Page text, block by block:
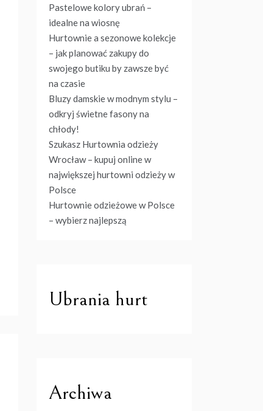
Pastelowe kolory ubrań –
idealne na wiosnę
Hurtownie a sezonowe kolekcje
– jak planować zakupy do
swojego butiku by zawsze być
na czasie
Bluzy damskie w modnym stylu –
odkryj świetne fasony na
chłody!
Szukasz Hurtownia odzieży
Wrocław – kupuj online w
największej hurtowni odzieży w
Polsce
Hurtownie odzieżowe w Polsce
– wybierz najlepszą
Ubrania hurt
Archiwa